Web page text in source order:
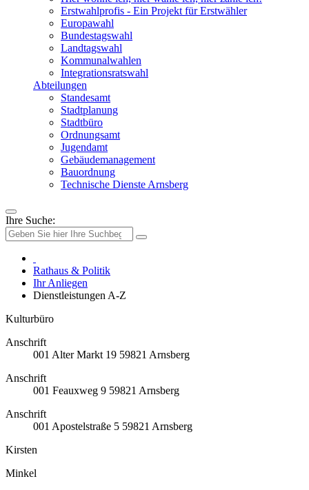
Erstwahlprofis - Ein Projekt für Erstwähler
Europawahl
Bundestagswahl
Landtagswahl
Kommunalwahlen
Integrationsratswahl
Abteilungen
Standesamt
Stadtplanung
Stadtbüro
Ordnungsamt
Jugendamt
Gebäudemanagement
Bauordnung
Technische Dienste Arnsberg
Ihre Suche:
Rathaus & Politik
Ihr Anliegen
Dienstleistungen A-Z
Kulturbüro
Anschrift
001 Alter Markt 19 59821 Arnsberg
Anschrift
001 Feauxweg 9 59821 Arnsberg
Anschrift
001 Apostelstraße 5 59821 Arnsberg
Kirsten
Minkel